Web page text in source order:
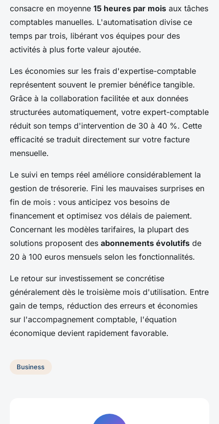
consacre en moyenne 15 heures par mois aux tâches
comptables manuelles. L'automatisation divise ce
temps par trois, libérant vos équipes pour des
activités à plus forte valeur ajoutée.
Les économies sur les frais d'expertise-comptable
représentent souvent le premier bénéfice tangible.
Grâce à la collaboration facilitée et aux données
structurées automatiquement, votre expert-comptable
réduit son temps d'intervention de 30 à 40 %. Cette
efficacité se traduit directement sur votre facture
mensuelle.
Le suivi en temps réel améliore considérablement la
gestion de trésorerie. Fini les mauvaises surprises en
fin de mois : vous anticipez vos besoins de
financement et optimisez vos délais de paiement.
Concernant les modèles tarifaires, la plupart des
solutions proposent des abonnements évolutifs de
20 à 100 euros mensuels selon les fonctionnalités.
Le retour sur investissement se concrétise
généralement dès le troisième mois d'utilisation. Entre
gain de temps, réduction des erreurs et économies
sur l'accompagnement comptable, l'équation
économique devient rapidement favorable.
Business